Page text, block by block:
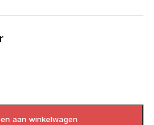
aan winkelwagen